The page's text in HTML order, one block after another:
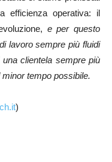
efficienza operativa: il
e per questo
lavoro sempre più fluidi
clientela sempre più
tempo possibile.
)